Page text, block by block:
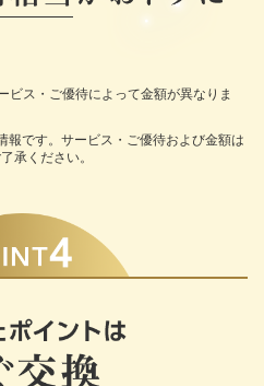
ス・ご優待によって金額が異なりま
です。サービス・ご優待および金額は
承ください。